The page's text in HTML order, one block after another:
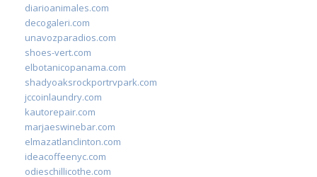
diarioanimales.com
decogaleri.com
unavozparadios.com
shoes-vert.com
elbotanicopanama.com
shadyoaksrockportrvpark.com
jccoinlaundry.com
kautorepair.com
marjaeswinebar.com
elmazatlanclinton.com
ideacoffeenyc.com
odieschillicothe.com